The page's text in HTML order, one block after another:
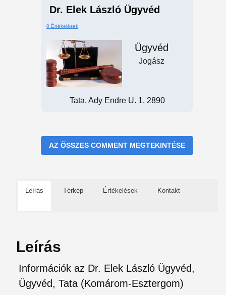
Dr. Elek László Ügyvéd
0 Értékelések
Ügyvéd
Jogász
Tata, Ady Endre U. 1, 2890
AZ ÖSSZES COMMENT MEGTEKINTÉSE
Leírás Térkép Értékelések Kontakt
Leírás
Információk az Dr. Elek László Ügyvéd,
Ügyvéd, Tata (Komárom-Esztergom)